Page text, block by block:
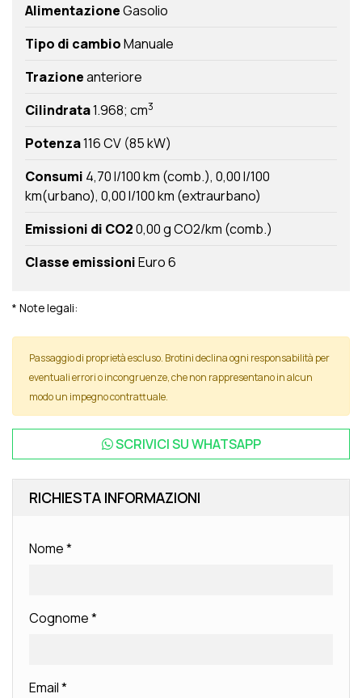
AlimentazioneGasolio
Tipo di cambioManuale
Trazioneanteriore
Cilindrata1.968; cm3
Potenza116 CV (85 kW)
Consumi 4,70 l/100 km (comb.) 0,00 l/100
km(urbano) 0,00 l/100 km (extraurbano)
Emissioni di CO20,00 g CO2/km (comb.)
Classe emissioniEuro 6
* Note legali:
Passaggio di proprietà escluso. Brotini declina ogni responsabilità per
eventuali errori o incongruenze, che non rappresentano in alcun
modo un impegno contrattuale.
SCRIVICI SUWHATSAPP
RICHIESTA INFORMAZIONI
Nome*
Cognome*
Email*